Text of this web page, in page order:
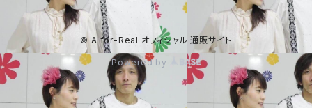
© A for-Real オフィシャル 通販サイト
Powered by